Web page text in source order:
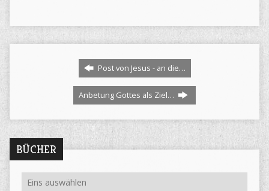
Post von Jesus - an die…
Anbetung Gottes als Ziel…
BÜCHER